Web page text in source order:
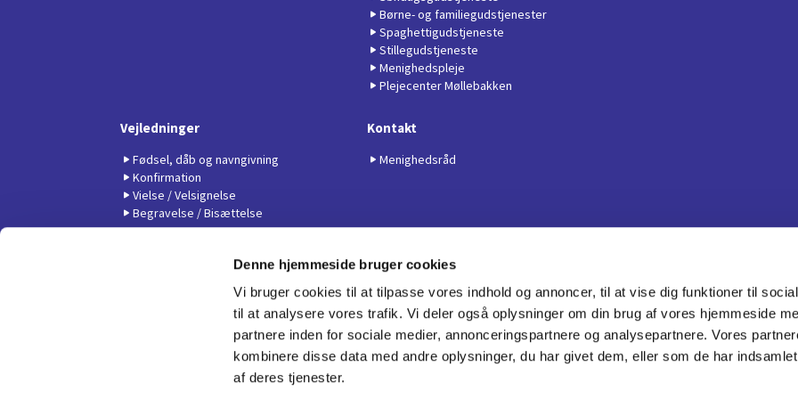
Denne hjemmeside bruger cookies
Vi bruger cookies til at tilpasse vores indhold og annoncer, til at vise dig funktioner til
til at analysere vores trafik. Vi deler også oplysninger om din brug af vores hjemmeside
partnere inden for sociale medier, annonceringspartnere og analysepartnere. Vores
kombinere disse data med andre oplysninger, du har givet dem, eller som de har
af deres tjenester.
Børne- og familiegudstjenester
Spaghettigudstjeneste
Stillegudstjeneste
Menighedspleje
Plejecenter Møllebakken
Vejledninger
Fødsel, dåb og navngivning
Konfirmation
Vielse / Velsignelse
Begravelse / Bisættelse
Kontakt
Menighedsråd
Boeslunde Kirke
· Sønderupvej 11
+45 29 79 43 41
bsa@km.dk